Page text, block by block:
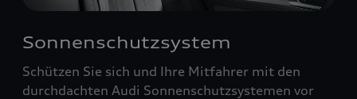
Sonnenschutzsystem
Schützen Sie sich und Ihre Mitfahrer mit den
durchdachten Audi Sonnenschutzsystemen vor